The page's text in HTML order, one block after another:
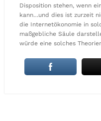
Disposition stehen, wenn
kann…und dies ist zurzeit
die Internetökonomie in
maßgebliche Säule
würde eine solches